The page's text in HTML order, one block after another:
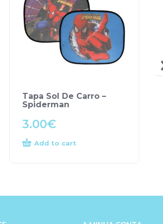
Tapa Sol De Carro –
Spiderman
3.00€
Add to cart